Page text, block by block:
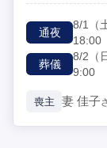
通夜
8/1
（
18:00
葬儀
8/2 （
9:00
喪主 妻 佳子